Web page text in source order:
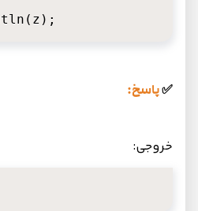
✅پاسخ:
خروجی: